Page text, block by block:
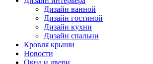
Дизайн ванной
Дизайн гостиной
Дизайн кухни
Дизайн спальни
Кровля крыши
Новости
Окна и двери